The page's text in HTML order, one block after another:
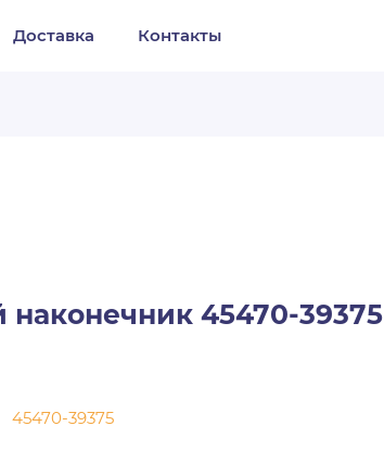
Доставка Контакты
наконечник 45470-39375
45470-39375